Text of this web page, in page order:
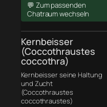
💬 Zum passenden
Chatraum wechseln
Kernbeisser
(Coccothraustes
coccothra)
Kernbeisser seine Haltung
und Zucht
(Coccothraustes
coccothraustes)